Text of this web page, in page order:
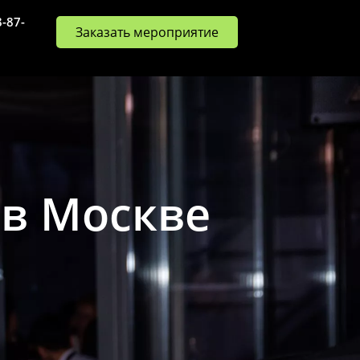
87-
Заказать мероприятие
Москве